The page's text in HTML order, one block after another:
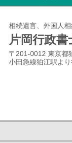
相続遺言、外国人
片岡行政
〒201-0012 東京都
小田急線狛江駅よ